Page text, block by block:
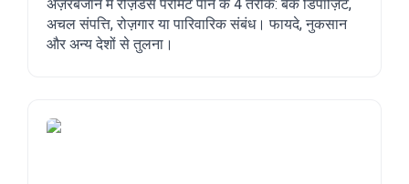
अज़रबैजान में रेज़िडेंस परमिट पाने के 4 तरीके: बैंक डिपॉज़िट,
अचल संपत्ति, रोज़गार या पारिवारिक संबंध। फायदे, नुकसान
और अन्य देशों से तुलना।